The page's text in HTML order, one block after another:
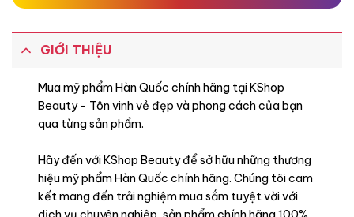
GIỚI THIỆU
Mua mỹ phẩm Hàn Quốc chính hãng tại KShop
Beauty - Tôn vinh vẻ đẹp và phong cách của bạn
qua từng sản phẩm.
Hãy đến với KShop Beauty để sở hữu những thương
hiệu mỹ phẩm Hàn Quốc chính hãng. Chúng tôi cam
kết mang đến trải nghiệm mua sắm tuyệt vời với